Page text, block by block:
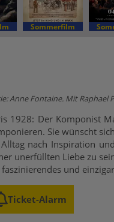
Sommerfilm
Anne Fontaine. Mit Raphael
1928: Der Komponist
Sie wünscht
nach Inspiration
unerfüllten Liebe zu
faszinierendes und
Ticket-Alarm